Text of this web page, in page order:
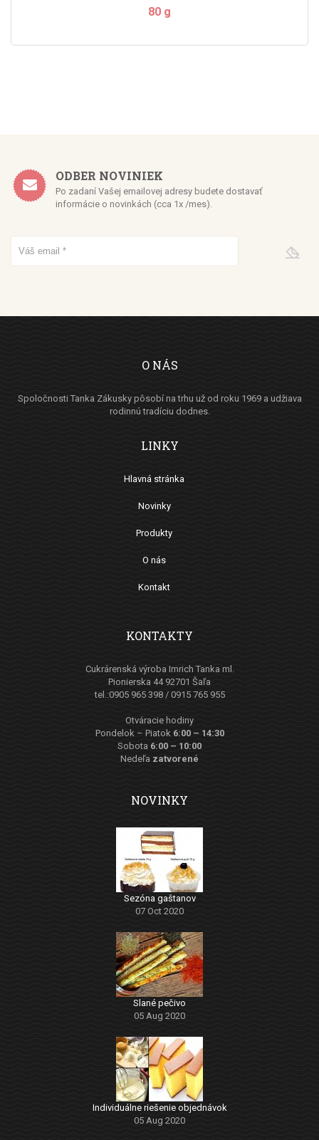
80 g
ODBER NOVINIEK
Po zadaní Vašej emailovej adresy budete dostavať
informácie o novinkách (cca 1x /mes).
O NÁS
Spoločnosti Tanka Zákusky pôsobí na trhu už od roku 1969 a udžiava
rodinnú tradíciu dodnes.
LINKY
Hlavná stránka
Novinky
Produkty
O nás
Kontakt
KONTAKTY
Cukrárenská výroba Imrich Tanka ml.
Pionierska 44 92701 Šaľa
tel.:0905 965 398 / 0915 765 955
Otváracie hodiny
Pondelok – Piatok 6:00 – 14:30
Sobota 6:00 – 10:00
Nedeľa zatvorené
NOVINKY
Sezóna gaštanov
07 Oct 2020
Slané pečivo
05 Aug 2020
Individuálne riešenie objednávok
05 Aug 2020